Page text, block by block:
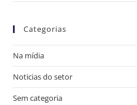
Categorias
Na mídia
Noticias do setor
Sem categoria